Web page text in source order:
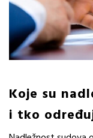
Koje su
i tko